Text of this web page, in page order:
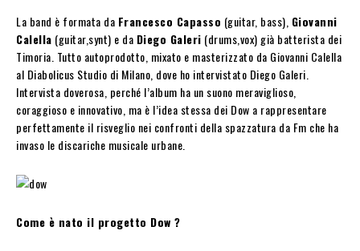
La band è formata da Francesco Capasso (guitar, bass), Giovanni
Calella (guitar,synt) e da Diego Galeri (drums,vox) già batterista dei
Timoria. Tutto autoprodotto, mixato e masterizzato da Giovanni Calella
al Diabolicus Studio di Milano, dove ho intervistato Diego Galeri.
Intervista doverosa, perché l’album ha un suono meraviglioso,
coraggioso e innovativo, ma è l’idea stessa dei Dow a rappresentare
perfettamente il risveglio nei confronti della spazzatura da Fm che ha
invaso le discariche musicale urbane.
Come è nato il progetto Dow ?